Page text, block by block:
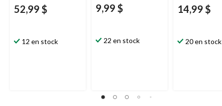
52,99 $
12 en stock
9,99 $
22 en stock
14,99 $
20 en stock